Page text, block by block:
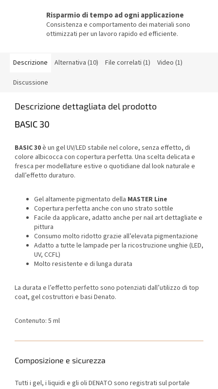
Risparmio di tempo ad ogni applicazione
Consistenza e comportamento dei materiali sono
ottimizzati per un lavoro rapido ed efficiente.
Descrizione Alternativa (10) File correlati (1) Video (1)
Discussione
Descrizione dettagliata del prodotto
BASIC 30
BASIC 30è un gel UV/LED stabile nel colore, senza effetto, di
colore albicocca con copertura perfetta. Una scelta delicata e
fresca per modellature estive o quotidiane dal look naturale e
dall’effetto duraturo.
Gel altamente pigmentato della MASTER Line
Copertura perfetta anche con uno strato sottile
Facile da applicare, adatto anche per nail art dettagliate e
pittura
Consumo molto ridotto grazie all’elevata pigmentazione
Adatto a tutte le lampade per la ricostruzione unghie (LED,
UV, CCFL)
Molto resistente e di lunga durata
La durata e l’effetto perfetto sono potenziati dall’utilizzo di top
coat, gel costruttori e basi Denato.
Contenuto: 5 ml
Composizione e sicurezza
Tutti i gel, i liquidi e gli oli DENATO sono registrati sul portale